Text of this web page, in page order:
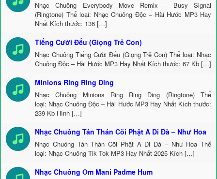
Nhạc Chuông Everybody Move Remix – Busy Signal
(Ringtone) Thể loại: Nhạc Chuông Độc – Hài Hước MP3 Hay
Nhất Kích thước: 136 […]
Tiếng Cười Đểu (Giọng Trẻ Con)
Nhạc Chuông Tiếng Cười Đểu (Giọng Trẻ Con) Thể loại: Nhạc
Chuông Độc – Hài Hước MP3 Hay Nhất Kích thước: 67 Kb […]
Minions Ring Ring Ding
Nhạc Chuông Minions Ring Ring Ding (Ringtone) Thể
loại: Nhạc Chuông Độc – Hài Hước MP3 Hay Nhất Kích thước:
239 Kb Hình […]
Nhạc Chuông Tán Thán Cõi Phật A Di Đà – Như Hoa
Nhạc Chuông Tán Thán Cõi Phật A Di Đà – Như Hoa Thể
loại: Nhạc Chuông Tik Tok MP3 Hay Nhất 2025 Kích […]
Nhạc Chuông Om Mani Padme Hum